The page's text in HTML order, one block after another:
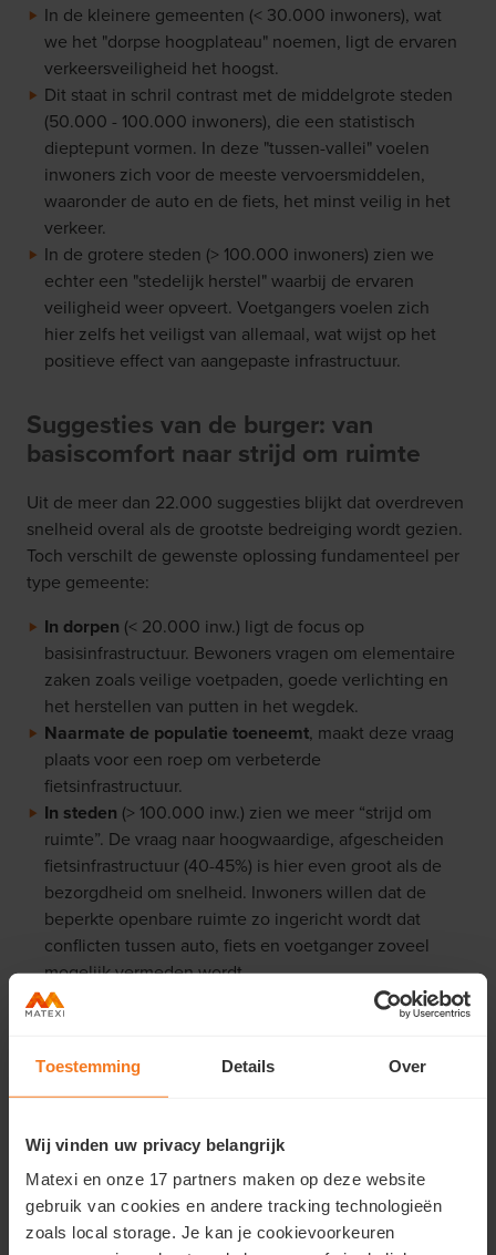
Toestemming Details Over
Wij vinden uw privacy belangrijk
Matexi en onze 17 partners maken op deze website
gebruik van cookies en andere tracking technologieën
zoals local storage. Je kan je cookievoorkeuren
In de kleinere gemeenten (< 30.000 inwoners), wat
we het "dorpse hoogplateau" noemen, ligt de ervaren
verkeersveiligheid het hoogst.
Dit staat in schril contrast met de middelgrote steden
(50.000 - 100.000 inwoners), die een statistisch
dieptepunt vormen. In deze "tussen-vallei" voelen
inwoners zich voor de meeste vervoersmiddelen,
waaronder de auto en de fiets, het minst veilig in het
verkeer.
In de grotere steden (> 100.000 inwoners) zien we
echter een "stedelijk herstel" waarbij de ervaren
veiligheid weer opveert. Voetgangers voelen zich
hier zelfs het veiligst van allemaal, wat wijst op het
positieve effect van aangepaste infrastructuur.
Suggesties van de burger: van
basiscomfort naar strijd om ruimte
Uit de meer dan 22.000 suggesties blijkt dat overdreven
snelheid overal als de grootste bedreiging wordt gezien.
Toch verschilt de gewenste oplossing fundamenteel per
type gemeente:
In dorpen (< 20.000 inw.) ligt de focus op
basisinfrastructuur. Bewoners vragen om elementaire
zaken zoals veilige voetpaden, goede verlichting en
het herstellen van putten in het wegdek.
Naarmate de populatie toeneemt, maakt deze vraag
plaats voor een roep om verbeterde
fietsinfrastructuur.
In steden (> 100.000 inw.) zien we meer “strijd om
ruimte”. De vraag naar hoogwaardige, afgescheiden
fietsinfrastructuur (40-45%) is hier even groot als de
bezorgdheid om snelheid. Inwoners willen dat de
beperkte openbare ruimte zo ingericht wordt dat
conflicten tussen auto, fiets en voetganger zoveel
mogelijk vermeden wordt.